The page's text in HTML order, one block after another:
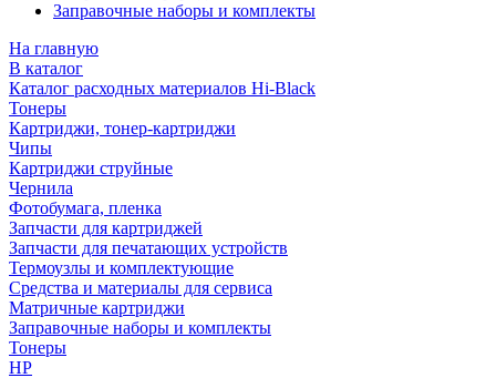
Заправочные наборы и комплекты
На главную
В каталог
Каталог расходных материалов Hi-Black
Тонеры
Картриджи, тонер-картриджи
Чипы
Картриджи струйные
Чернила
Фотобумага, пленка
Запчасти для картриджей
Запчасти для печатающих устройств
Термоузлы и комплектующие
Средства и материалы для сервиса
Матричные картриджи
Заправочные наборы и комплекты
Тонеры
HP